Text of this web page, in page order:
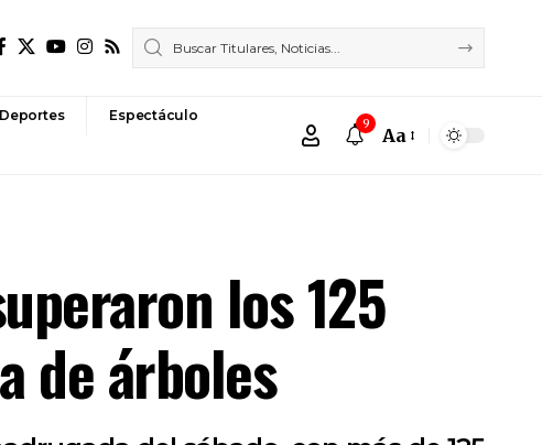
Deportes Espectáculo 9
Font
Aa
los 125
de árboles